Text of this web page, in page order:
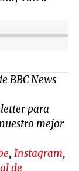
BBC News
para
mejor
,Instagram,
de